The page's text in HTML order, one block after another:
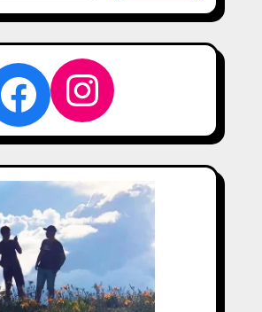
Facebook